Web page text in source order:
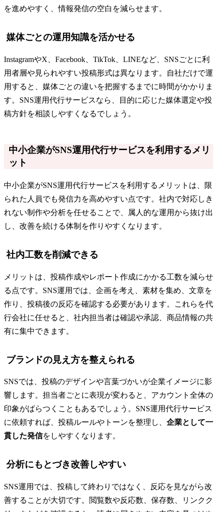
を進めやすく、情報発信の空白を減らせます。
媒体ごとの運用知識を活かせる
InstagramやX、Facebook、TikTok、LINEなど、SNSごとに利
用者層や見られやすい投稿形式は異なります。自社だけで運
用すると、媒体ごとの違いを把握するまでに時間がかかりま
す。SNS運用代行サービスなら、目的に応じた媒体選定や投
稿方針を相談しやすくなるでしょう。
中小企業がSNS運用代行サービスを利用するメリ
ット
中小企業がSNS運用代行サービスを利用するメリットは、限
られた人員でも発信力を高めやすい点です。社内で対応しき
れない制作や分析を任せることで、属人的な運用から抜け出
し、改善を続ける体制を作りやすくなります。
社内工数を削減できる
メリットは、投稿作成やレポート作成にかかる工数を減らせ
る点です。SNS運用では、企画を考え、素材を集め、文章を
作り、投稿後の反応を確認する必要があります。これらを代
行会社に任せると、社内担当者は確認や承認、商品情報の共
有に集中できます。
ブランドの見え方を整えられる
SNSでは、投稿のデザインや言葉づかいが企業イメージに影
響します。担当者ごとに表現が変わると、アカウント全体の
印象がばらつくこともあるでしょう。SNS運用代行サービス
に依頼すれば、投稿ルールやトーンを整理し、 企業として一
貫した発信をしやすくなります。
分析にもとづき改善しやすい
SNS運用では、投稿して終わりではなく、反応を見ながら改
善することが大切です。閲覧数や反応数、保存数、リンクク